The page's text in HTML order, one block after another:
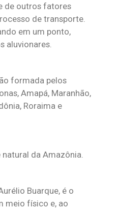
de outros fatores
de transporte.
em um ponto,
aluvionares.
formada pelos
Amapá, Maranhão,
Roraima e
natural da Amazônia.
Buarque, é o
meio físico e, ao